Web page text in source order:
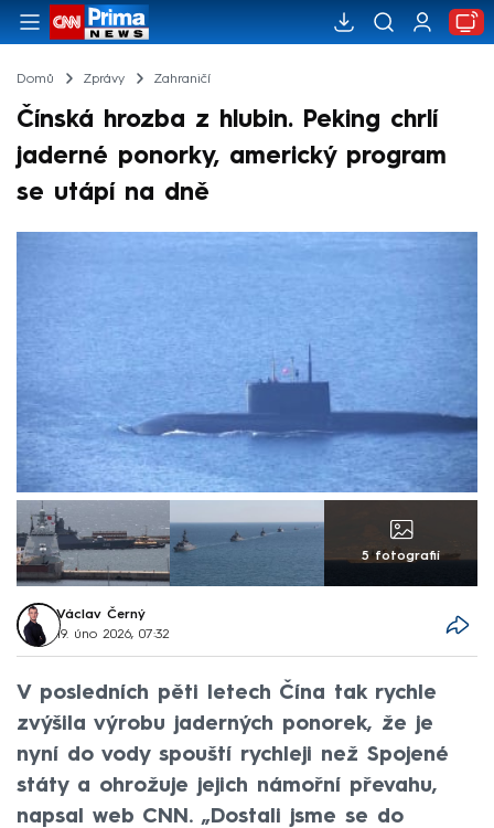
Domů Zprávy Zahraničí
Čínská hrozba z hlubin. Peking chrlí
jaderné ponorky, americký program
se utápí na dně
5 fotografií
Václav Černý
19. úno 2026, 07:32
V posledních pěti letech Čína tak rychle
zvýšila výrobu jaderných ponorek, že je
nyní do vody spouští rychleji než Spojené
státy a ohrožuje jejich námořní převahu,
napsal web CNN. „Dostali jsme se do